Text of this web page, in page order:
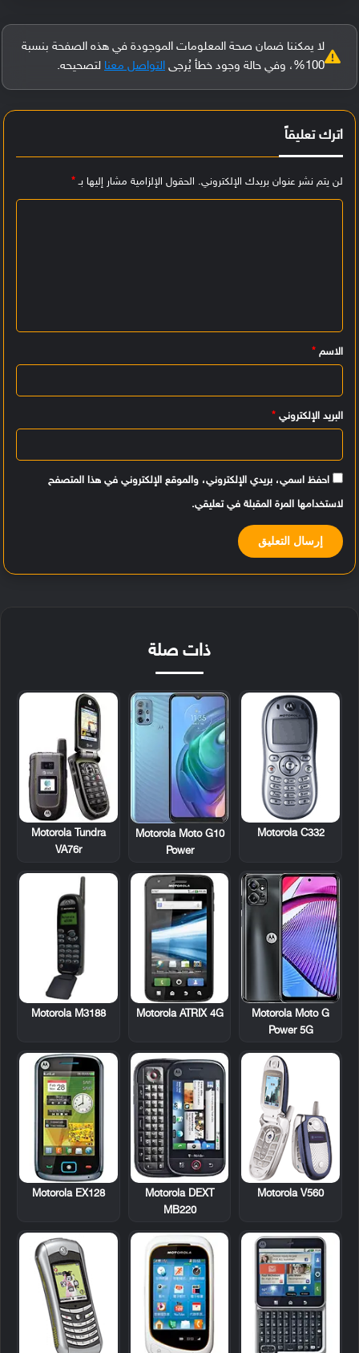
لا يمكننا ضمان صحة المعلومات الموجودة في هذه الصفحة بنسبة
100%، وفي حالة وجود خطأ يُرجى
التواصل معنا لتصحيحه.
اترك تعليقاً
لن يتم نشر عنوان بريدك الإلكتروني. الحقول الإلزامية مشار إليها بـ*
ي
ق
الاسم *
البريد الإلكتروني *
احفظ اسمي، بريدي الإلكتروني، والموقع الإلكتروني في هذا المتصفح
لاستخدامها المرة المقبلة في تعليقي.
ذات صلة
Motorola C332
Motorola Moto G10
Power
Motorola Tundra
VA76r
Motorola Moto G
Power 5G
Motorola ATRIX 4G
Motorola M3188
Motorola V560
Motorola DEXT
MB220
Motorola EX128